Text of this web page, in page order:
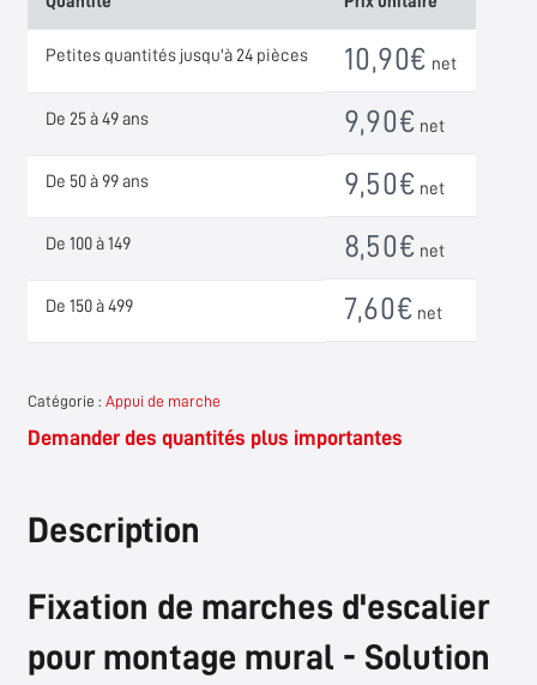
Set
Petites quantités jusqu'à 24 pièces 10,90€ net
De 25 à 49 ans 9,90€ net
De 50 à 99 ans 9,50€ net
De 100 à 149 8,50€ net
De 150 à 499 7,60€ net
Catégorie : Appui de marche
Demander des quantités plus importantes
Description
Fixation de marches d'escalier
pour montage mural - Solution